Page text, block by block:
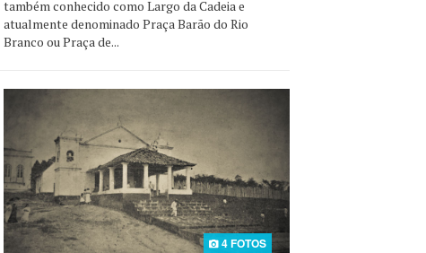
também conhecido como Largo da Cadeia e
atualmente denominado Praça Barão do Rio
Branco ou Praça de...
4 FOTOS